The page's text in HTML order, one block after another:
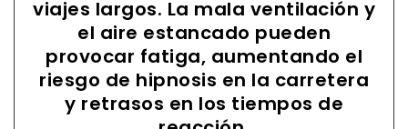
viajes largos. La mala ventilación y
el aire estancado pueden
provocar fatiga, aumentando el
riesgo de hipnosis en la carretera
y retrasos en los tiempos de